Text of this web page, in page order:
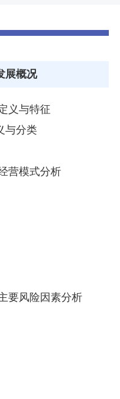
展概况
义与特征
与分类
营模式分析
要风险因素分析